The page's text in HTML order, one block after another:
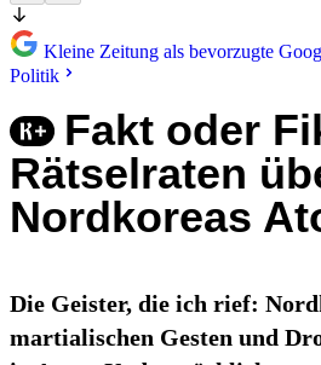
Kleine Zeitung als bevorzugte
Politik
Fakt oder
Rätselraten
Nordkoreas
Die Geister, die ich rief:
martialischen Gesten und